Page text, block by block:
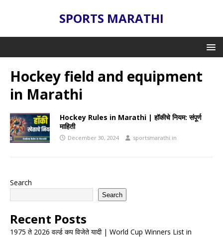
SPORTS MARATHI
Hockey field and equipment
in Marathi
Hockey Rules in Marathi | हॉकीचे नियम: संपूर्ण
माहिती
December 30, 2024 sportsmarathi.in
Search
Search
Recent Posts
1975 ते 2026 वर्ल्ड कप विजेते यादी | World Cup Winners List in